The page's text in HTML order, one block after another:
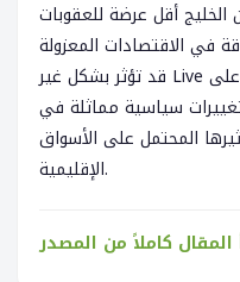
الخليج أقل عرضة للعقوبات
في الاقتصادات المعزولة
قد تؤثر بشكل غير Live على توقعات الطلب العالمي على
سياسية مماثلة في
المحتمل على الأسواق
الإقليمية.